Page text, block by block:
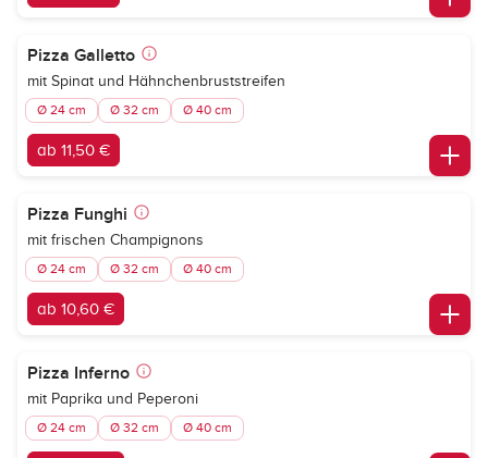
Pizza Galletto
mit Spinat und Hähnchenbruststreifen
Ø 24 cm Ø 32 cm Ø 40 cm
ab 11,50 €
Pizza Funghi
mit frischen Champignons
Ø 24 cm Ø 32 cm Ø 40 cm
ab 10,60 €
Pizza Inferno
mit Paprika und Peperoni
Ø 24 cm Ø 32 cm Ø 40 cm